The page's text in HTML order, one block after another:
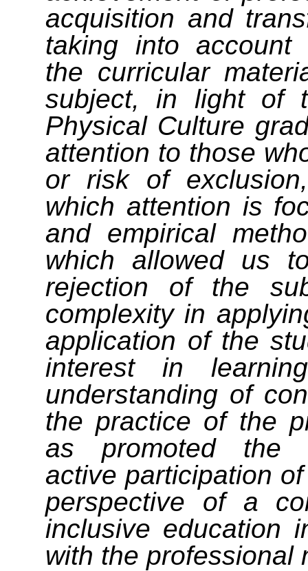
acquisition and
taking into account
the curricular
subject, in light of
Physical Culture
attention to those
or risk of
which attention is
and empirical
which allowed us
rejection of the
complexity in
application of the
interest in
understanding of
the practice of the
as promoted the
active participation
perspective of a
inclusive education
with the professional